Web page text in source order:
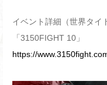
イベント詳細（世界タイ
「3150FIGHT 10」
https://